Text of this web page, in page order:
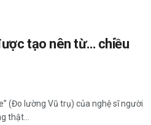
tạo nên từ… chiều
(Đo lường Vũ trụ) của nghệ sĩ người
thật...